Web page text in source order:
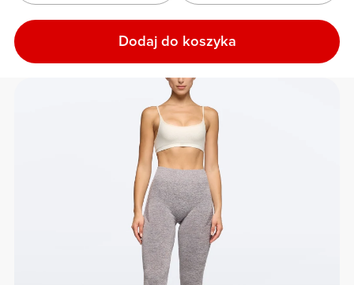
Dodaj do koszyka